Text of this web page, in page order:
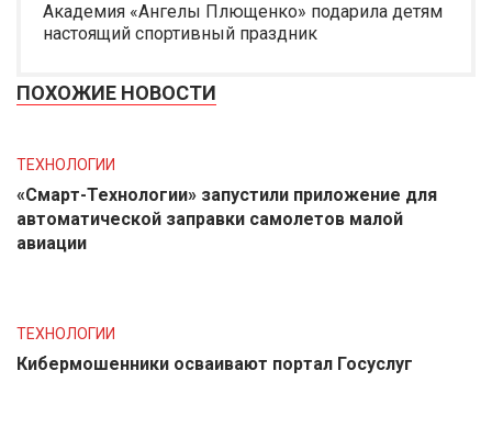
Академия «Ангелы Плющенко» подарила детям
настоящий спортивный праздник
ПОХОЖИЕ НОВОСТИ
ТЕХНОЛОГИИ
«Смарт-Технологии» запустили приложение для
автоматической заправки самолетов малой
авиации
ТЕХНОЛОГИИ
Кибермошенники осваивают портал Госуслуг